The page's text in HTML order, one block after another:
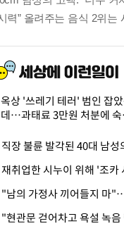
옥상 '쓰레기 테러' 범인 잡
데…과태료 3만원 처분에 숙